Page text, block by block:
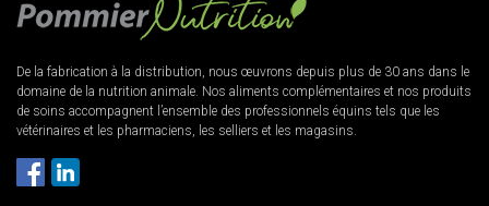
De la fabrication à la distribution, nous œuvrons depuis plus de 30 ans dans le
domaine de la nutrition animale. Nos aliments complémentaires et nos produits
de soins accompagnent l’ensemble des professionnels équins tels que les
vétérinaires et les pharmaciens, les selliers et les magasins.